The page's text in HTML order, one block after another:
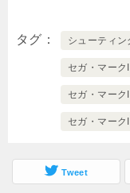
タグ シューティン
セガ・マークIII
セガ・マーク
セガ・マーク
Tweet